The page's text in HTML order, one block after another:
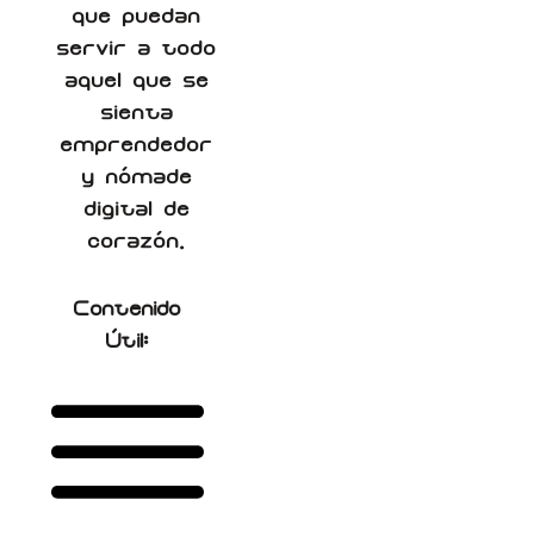
que puedan
servir a todo
aquel que se
sienta
emprendedor
y nómade
digital de
corazón.
Contenido
Útil: